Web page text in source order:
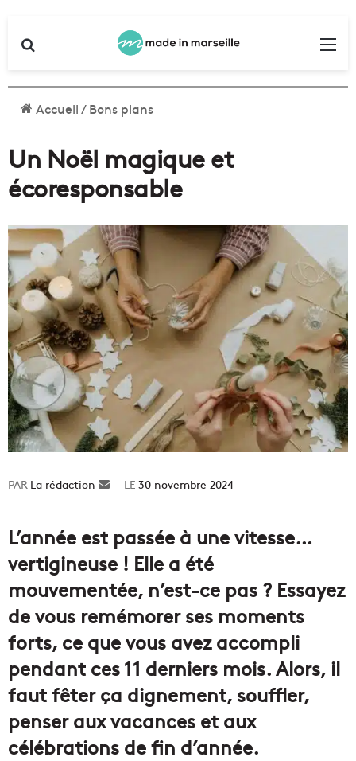
Accueil/Bons plans
Un Noël magique et
écoresponsable
La rédaction
Envoyer30 novembre 2024
L’année est passée à une vitesse…
vertigineuse ! Elle a été
mouvementée, n’est-ce pas ? Essayez
de vous remémorer ses moments
forts, ce que vous avez accompli
pendant ces 11 derniers mois. Alors, il
faut fêter ça dignement, souffler,
penser aux vacances et aux
célébrations de fin d’année.